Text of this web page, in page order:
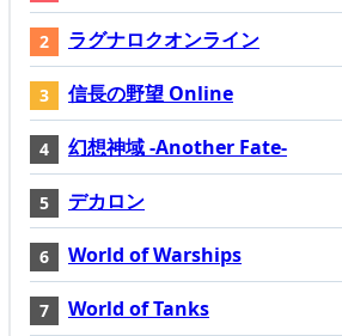
ラグナロクオンライン
信長の野望 Online
幻想神域 -Another Fate-
デカロン
World of Warships
World of Tanks